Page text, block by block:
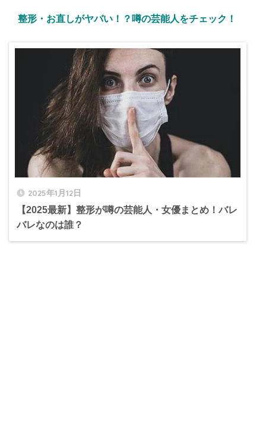
整形・お直しがヤバい！？噂の芸能人をチェック！
2025年1月12日
【2025最新】整形が噂の芸能人・女優まとめ！バレ
バレなのは誰？